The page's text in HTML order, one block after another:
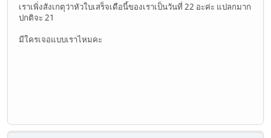
เราเพิ่งสังเกตุว่าหัวใบเสร็จเดือนี้ของเราเป็นวันที่ 22 อะค่ะ แปลกมาก
ปกติจะ 21
มีใครเจอแบบเราไหมคะ